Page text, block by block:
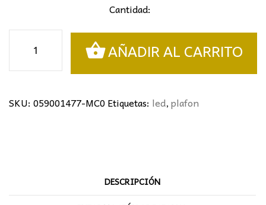
Cantidad:
Ø50CM
cantidad
AÑADIR AL CARRITO
SKU: 059001477-MC0Etiquetas: led,plafon
DESCRIPCIÓN